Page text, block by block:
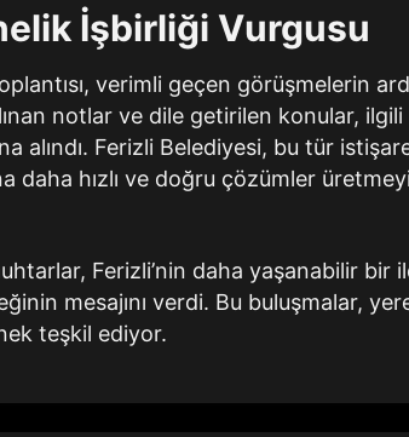
İşbirliği Vurgusu
verimli geçen görüşmelerin
notlar ve dile getirilen konular,
alındı. Ferizli Belediyesi, bu tür istişare
daha hızlı ve doğru çözümler üretmeyi,
Ferizli’nin daha yaşanabilir bir
mesajını verdi. Bu buluşmalar,
teşkil ediyor.